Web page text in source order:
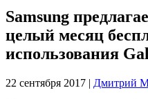
Samsung
целый месяц
использования
22 сентября 2017 | Дмитрий